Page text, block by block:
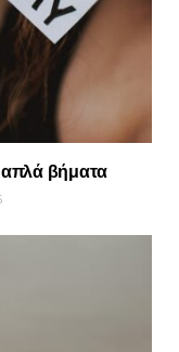
βήματα